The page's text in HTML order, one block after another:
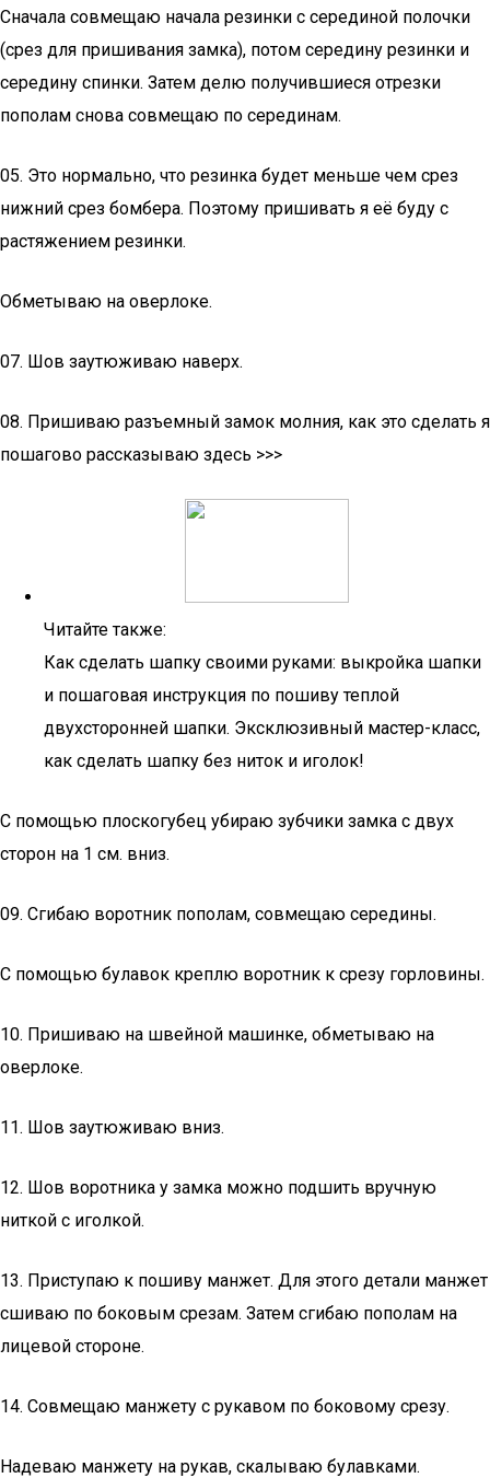
Сначала совмещаю начала резинки с серединой полочки
(срез для пришивания замка), потом середину резинки и
середину спинки. Затем делю получившиеся отрезки
пополам снова совмещаю по серединам.
05. Это нормально, что резинка будет меньше чем срез
нижний срез бомбера. Поэтому пришивать я её буду с
растяжением резинки.
Обметываю на оверлоке.
07. Шов заутюживаю наверх.
08. Пришиваю разъемный замок молния, как это сделать я
пошагово рассказываю здесь >>>
Читайте также:
Как сделать шапку своими руками: выкройка шапки
и пошаговая инструкция по пошиву теплой
двухсторонней шапки. Эксклюзивный мастер-класс,
как сделать шапку без ниток и иголок!
С помощью плоскогубец убираю зубчики замка с двух
сторон на 1 см. вниз.
09. Сгибаю воротник пополам, совмещаю середины.
С помощью булавок креплю воротник к срезу горловины.
10. Пришиваю на швейной машинке, обметываю на
оверлоке.
11. Шов заутюживаю вниз.
12. Шов воротника у замка можно подшить вручную
ниткой с иголкой.
13. Приступаю к пошиву манжет. Для этого детали манжет
сшиваю по боковым срезам. Затем сгибаю пополам на
лицевой стороне.
14. Совмещаю манжету с рукавом по боковому срезу.
Надеваю манжету на рукав, скалываю булавками.